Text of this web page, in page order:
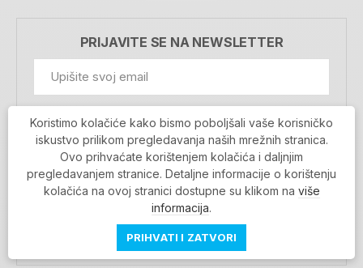
PRIJAVITE SE NA NEWSLETTER
Prihvaćam da se moji podaci spremaju u bazu
podataka i koriste u svrhu slanja MojaRijeka
newslettera
MOJARIJEKA NEWSLETTER
PRIJAVI SE
Koristimo kolačiće kako bismo poboljšali vaše korisničko
iskustvo prilikom pregledavanja naših mrežnih stranica.
Ovo prihvaćate korištenjem kolačića i daljnjim
pregledavanjem stranice. Detaljne informacije o korištenju
kolačića na ovoj stranici dostupne su klikom na više
informacija.
PRIHVATI I ZATVORI